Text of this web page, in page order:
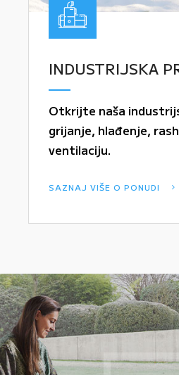
INDUSTRIJSKA
Otkrijte naša
grijanje, hlađenje,
ventilaciju.
SAZNAJ VIŠE O PONUDI